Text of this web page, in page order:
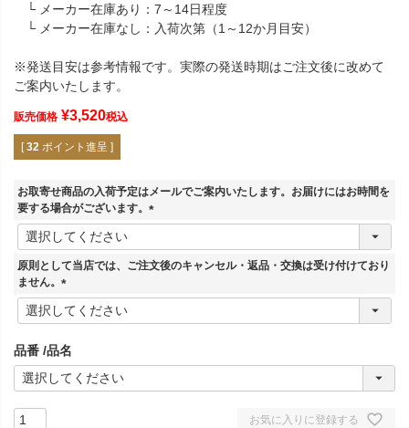
└ メーカー在庫あり：7～14日程度
└ メーカー在庫なし：入荷次第（1～12か月目安）
※発送目安は参考情報です。実際の発送時期はご注文後に改めて
ご案内いたします。
販売価格 ¥3,520税込
[ 32 ポイント進呈 ]
お取寄せ商品の入荷予定はメールでご案内いたします。お届けにはお時間を
要する場合がございます。
(
須
原則として当店では、ご注文後のキャンセル・返品・交換は受け付けており
ません。
(
必
)
品番 品名
お気に入りに登録する